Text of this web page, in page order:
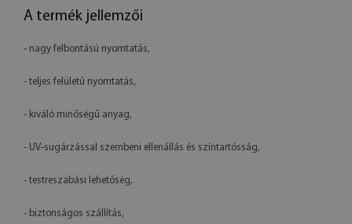
A termék jellemzői
- nagy felbontású nyomtatás,
- teljes felületű nyomtatás,
- kiváló minőségű anyag,
- UV-sugárzással szembeni ellenállás és színtartósság,
- testreszabási lehetőség,
- biztonságos szállítás,